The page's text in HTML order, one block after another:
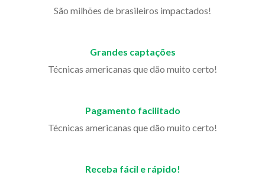
São milhões de brasileiros impactados!
Grandes captações
Técnicas americanas que dão muito certo!
Pagamento facilitado
Técnicas americanas que dão muito certo!
Receba fácil e rápido!